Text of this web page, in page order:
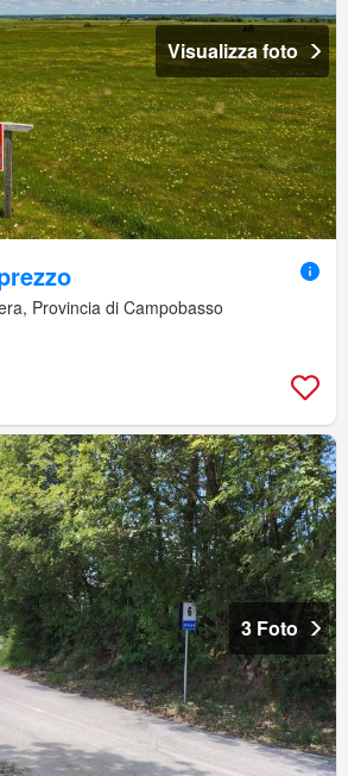
Visualizza foto
Provincia di Campobasso
3 Foto